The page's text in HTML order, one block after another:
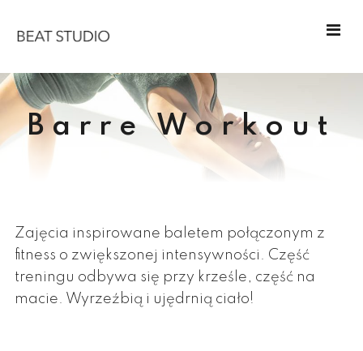
Barre Workout
Zajęcia inspirowane baletem połączonym z
fitness o zwiększonej intensywności. Część
treningu odbywa się przy krześle, część na
macie. Wyrzeźbią i ujędrnią ciało!